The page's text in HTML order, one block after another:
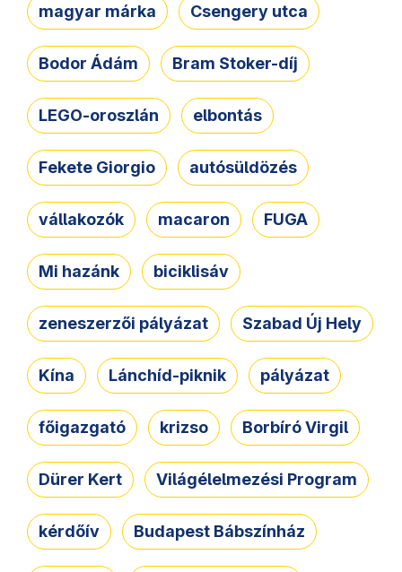
magyar márka Csengery utca
Bodor Ádám Bram Stoker-díj
LEGO-oroszlán elbontás
Fekete Giorgio autósüldözés
vállakozók macaron FUGA
Mi hazánk biciklisáv
zeneszerzői pályázat Szabad Új Hely
Kína Lánchíd-piknik pályázat
főigazgató krizso Borbíró Virgil
Dürer Kert Világélelmezési Program
kérdőív Budapest Bábszínház